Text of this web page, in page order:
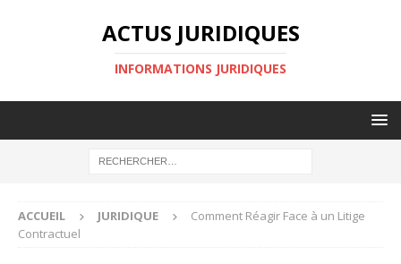
ACTUS JURIDIQUES
INFORMATIONS JURIDIQUES
ACCUEIL JURIDIQUE
Comment Réagir Face à un Litige
Contractuel